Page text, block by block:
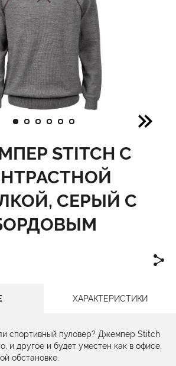
STITCH С
СЕРЫЙ С
ХАРАКТЕРИСТИКИ
спортивный пуловер? Джемпер Stitch
и другое и будет уместен как в офисе,
обстановке.